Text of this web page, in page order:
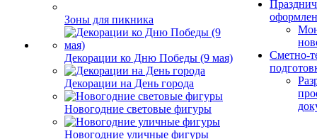
Зоны для пикника
Декорации ко Дню Победы (9 мая)
Декорации на День города
Новогодние световые фигуры
Новогодние уличные фигуры
Сметно-